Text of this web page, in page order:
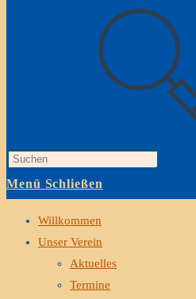
Menü Schließen
Willkommen
Unser Verein
Aktuelles
Termine